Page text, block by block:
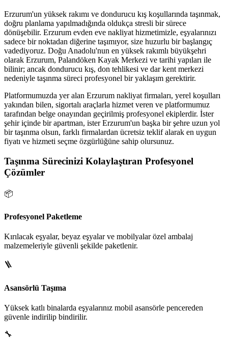
Erzurum'un yüksek rakımı ve dondurucu kış koşullarında taşınmak,
doğru planlama yapılmadığında oldukça stresli bir sürece
dönüşebilir. Erzurum evden eve nakliyat hizmetimizle, eşyalarınızı
sadece bir noktadan diğerine taşımıyor, size huzurlu bir başlangıç
vadediyoruz. Doğu Anadolu'nun en yüksek rakımlı büyükşehri
olarak Erzurum, Palandöken Kayak Merkezi ve tarihi yapıları ile
bilinir; ancak dondurucu kış, don tehlikesi ve dar kent merkezi
nedeniyle taşınma süreci profesyonel bir yaklaşım gerektirir.
Platformumuzda yer alan Erzurum nakliyat firmaları, yerel koşulları
yakından bilen, sigortalı araçlarla hizmet veren ve platformumuz
tarafından belge onayından geçirilmiş profesyonel ekiplerdir. İster
şehir içinde bir apartman, ister Erzurum'un başka bir şehre uzun yol
bir taşınma olsun, farklı firmalardan ücretsiz teklif alarak en uygun
fiyatı ve hizmeti seçme özgürlüğüne sahip olursunuz.
Taşınma Sürecinizi Kolaylaştıran Profesyonel
Çözümler
📦
Profesyonel Paketleme
Kırılacak eşyalar, beyaz eşyalar ve mobilyalar özel ambalaj
malzemeleriyle güvenli şekilde paketlenir.
🪜
Asansörlü Taşıma
Yüksek katlı binalarda eşyalarınız mobil asansörle pencereden
güvenle indirilip bindirilir.
🔧